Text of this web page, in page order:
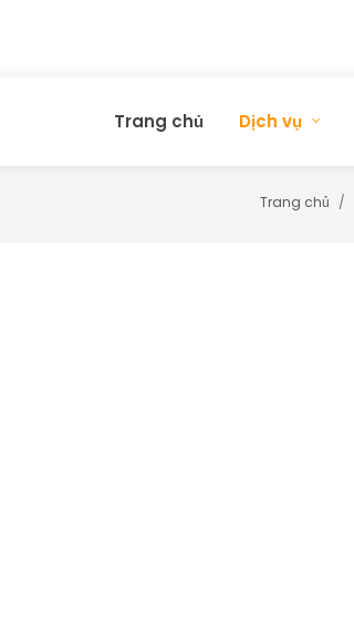
Trang chủ Dịch vụ
Trang chủ